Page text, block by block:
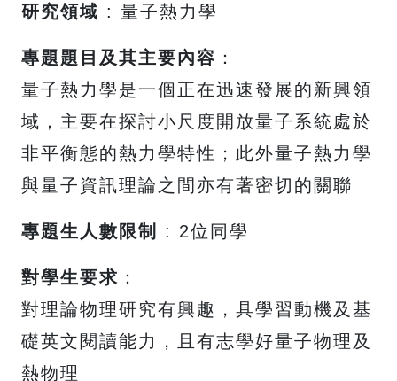
研究領域 : 量子熱力學
專題題目及其主要內容 ：
量子熱力學是一個正在迅速發展的新興領
域，主要在探討小尺度開放量子系統處於
非平衡態的熱力學特性；此外量子熱力學
與量子資訊理論之間亦有著密切的關聯
專題生人數限制 : 2位同學
對學生要求 ：
對理論物理研究有興趣，具學習動機及基
礎英文閱讀能力，且有志學好量子物理及
熱物理